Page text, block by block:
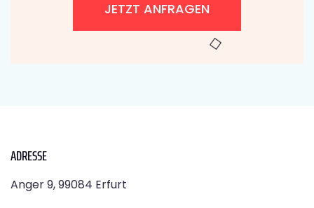
JETZT ANFRAGEN
ADRESSE
Anger 9, 99084 Erfurt